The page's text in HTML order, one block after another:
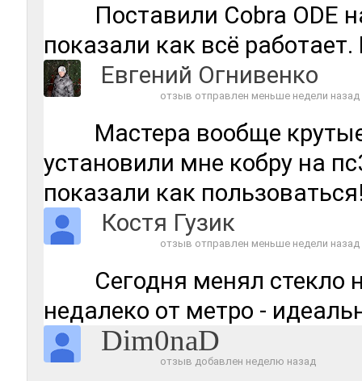
Поставили Cobra ODE
показали как всё
Евгений Огнивенко
отзыв отправлен меньше недели назад
Мастера вообще
установили мне кобру на
показали как
Костя Гузик
отзыв отправлен меньше недели назад
Сегодня менял стекло
недалеко от метро -
Dim0naD
отзыв добавлен неделю назад